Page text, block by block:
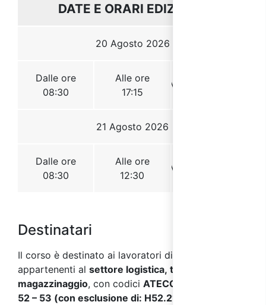
Destinatari
Il corso è destinato ai lavoratori di aziende
appartenenti al settore logistica, trasporto e
magazzinaggio, con codici ATECO 2007 H 49.4 -
52 – 53 (con esclusione di: H52.21, H52.22,